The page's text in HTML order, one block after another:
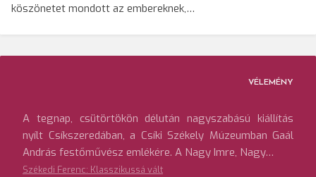
köszönetet mondott az embereknek,…
VÉLEMÉNY
A tegnap, csütörtökön délután nagyszabású kiállítás
nyílt Csíkszeredában, a Csíki Székely Múzeumban Gaál
András festőművész emlékére. A Nagy Imre, Nagy…
Székedi Ferenc: Klasszikussá vált